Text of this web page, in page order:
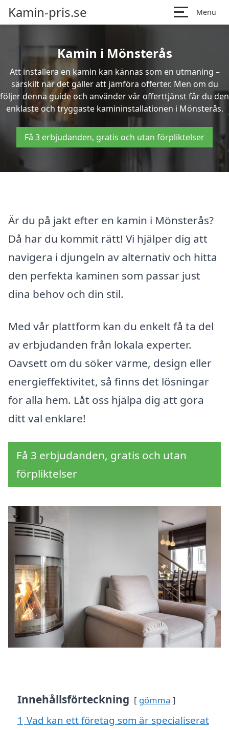
Kamin-pris.se Menu
Kamin i Mönsterås
Att installera en kamin kan kännas som en utmaning –
särskilt när det gäller att jämföra offerter. Men om du
följer denna guide och använder vår offerttjänst får du den
enklaste och tryggaste kamininstallationen i Mönsterås.
Få 3 erbjudanden, gratis och utan förpliktelser
Är du på jakt efter en kamin i Mönsterås?
Då har du kommit rätt! Vi hjälper dig att
navigera i djungeln av alternativ och hitta
den perfekta kaminen som passar just
dina behov och din stil.
Med vår plattform kan du enkelt få ta del
av erbjudanden från lokala experter.
Oavsett om du söker värme, design eller
energieffektivitet, så finns det lösningar
för alla hem. Låt oss hjälpa dig att göra
ditt val enklare!
Få 3 erbjudanden, gratis och utan
förpliktelser
Innehållsförteckning gömma
1 Vad kan ett företag som är specialiserat